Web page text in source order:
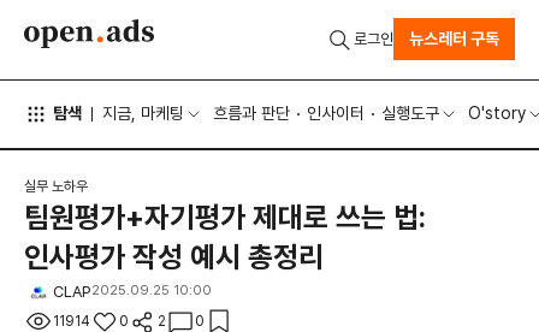
탐색 지금, 마케팅 흐름과 판단 인사이터 실행도구 O'story
로그인 뉴스레터 구독
실무 노하우
팀원평가+자기평가 제대로 쓰는 법:
인사평가 작성 예시 총정리
CLAP2025.09.25 10:00
11914 0 2 0